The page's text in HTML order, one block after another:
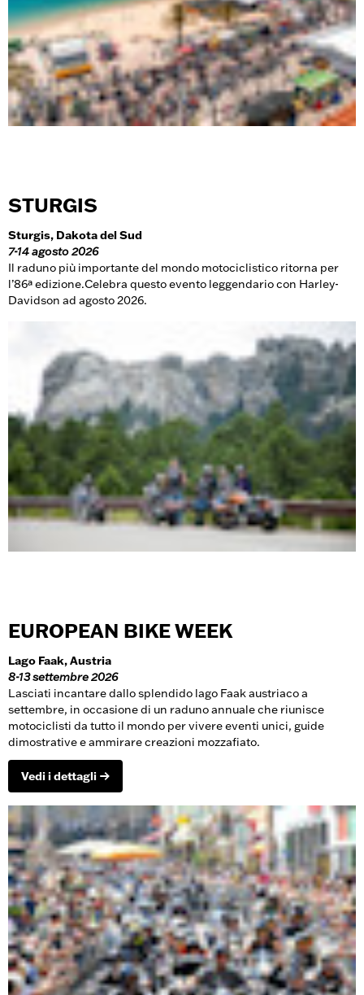
STURGIS
Sturgis, Dakota del Sud
7-14 agosto 2026
Il raduno più importante del mondo motociclistico ritorna per
l’86ª edizione.Celebra questo evento leggendario con Harley-
Davidson ad agosto 2026.
EUROPEAN BIKE WEEK
Lago Faak, Austria
8-13 settembre 2026
Lasciati incantare dallo splendido lago Faak austriaco a
settembre, in occasione di un raduno annuale che riunisce
motociclisti da tutto il mondo per vivere eventi unici, guide
dimostrative e ammirare creazioni mozzafiato.
Vedi i dettagli